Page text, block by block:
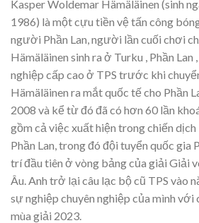
Kasper Woldemar Hämäläinen (sinh
1986) là một cựu tiền vệ tấn công
người Phần Lan, người lần cuối chơi
Hämäläinen sinh ra ở Turku , Phần
nghiệp cấp cao ở TPS trước khi
Hämäläinen ra mắt quốc tế cho Phần
2008 và kể từ đó đã có hơn 60 lần
gồm cả việc xuất hiện trong chiến dịch
Phần Lan, trong đó đội tuyển quốc gia
trí đầu tiên ở vòng bảng của giải Giải
Âu. Anh trở lại câu lạc bộ cũ TPS vào
sự nghiệp chuyên nghiệp của mình với
mùa giải 2023.